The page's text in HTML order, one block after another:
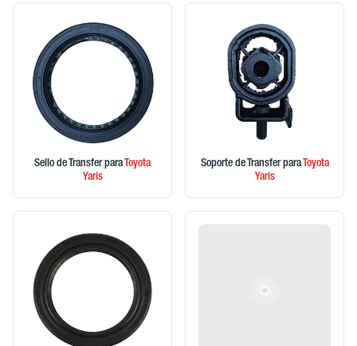
Sello de Transfer para Toyota
Yaris
Soporte de Transfer para Toyota
Yaris